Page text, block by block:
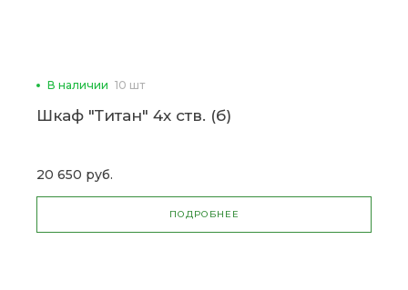
В наличии 10 шт
Шкаф "Титан" 4х ств. (б)
20 650 руб.
ПОДРОБНЕЕ